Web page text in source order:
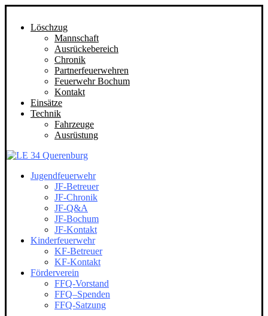
Löschzug
Mannschaft
Ausrückebereich
Chronik
Partnerfeuerwehren
Feuerwehr Bochum
Kontakt
Einsätze
Technik
Fahrzeuge
Ausrüstung
Jugendfeuerwehr
JF-Betreuer
JF-Chronik
JF-Q&A
JF-Bochum
JF-Kontakt
Kinderfeuerwehr
KF-Betreuer
KF-Kontakt
Förderverein
FFQ-Vorstand
FFQ–Spenden
FFQ-Satzung